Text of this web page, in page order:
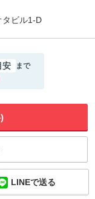
タビル1-D
安 まで
LINEで送る